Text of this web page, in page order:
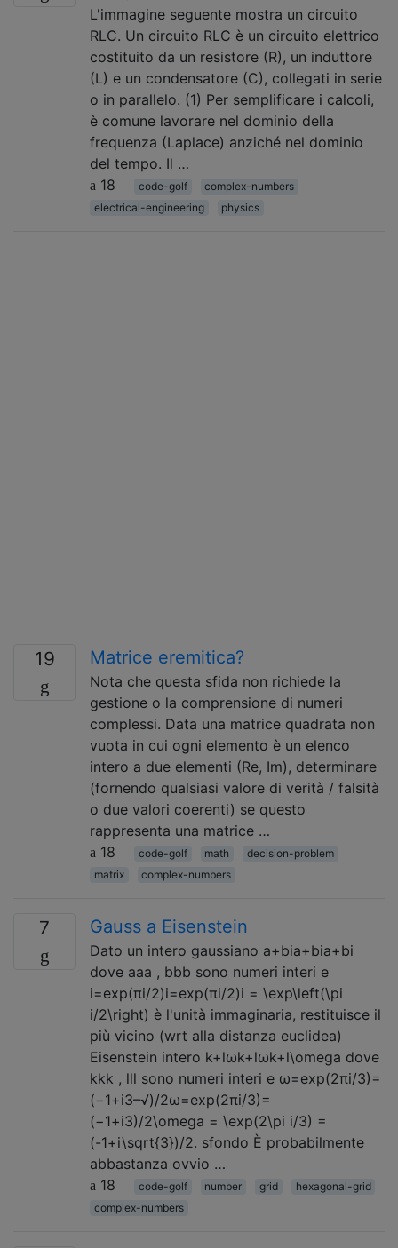
L'immagine seguente mostra un circuito
RLC. Un circuito RLC è un circuito elettrico
costituito da un resistore (R), un induttore
(L) e un condensatore (C), collegati in serie
o in parallelo. (1) Per semplificare i calcoli,
è comune lavorare nel dominio della
frequenza (Laplace) anziché nel dominio
del tempo. Il …
18
code-golf
complex-numbers
electrical-engineering
physics
19 Matrice eremitica?
Nota che questa sfida non richiede la
gestione o la comprensione di numeri
complessi. Data una matrice quadrata non
vuota in cui ogni elemento è un elenco
intero a due elementi (Re, Im), determinare
(fornendo qualsiasi valore di verità / falsità
o due valori coerenti) se questo
rappresenta una matrice …
18
code-golf math
decision-problem
matrix
complex-numbers
7 Gauss a Eisenstein
Dato un intero gaussiano a+bia+bia+bi
dove aaa , bbb sono numeri interi e
i=exp(πi/2)i=exp⁡(πi/2)i = \exp\left(\pi
i/2\right) è l'unità immaginaria, restituisce il
più vicino (wrt alla distanza euclidea)
Eisenstein intero k+lωk+lωk+l\omega dove
kkk , lll sono numeri interi e ω=exp(2πi/3)=
(−1+i3–√)/2ω=exp⁡(2πi/3)=
(−1+i3)/2\omega = \exp(2\pi i/3) =
(-1+i\sqrt{3})/2. sfondo È probabilmente
abbastanza ovvio …
18
code-golf number grid
hexagonal-grid
complex-numbers